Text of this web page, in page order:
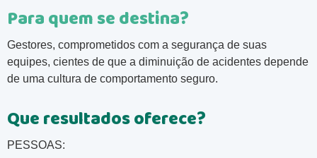
Para quem se destina?
Gestores, comprometidos com a segurança de suas
equipes, cientes de que a diminuição de acidentes depende
de uma cultura de comportamento seguro.
Que resultados oferece?
PESSOAS: